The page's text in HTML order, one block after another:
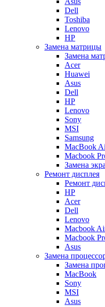
Dell
Toshiba
Lenovo
HP
Замена матрицы
Замена
Acer
Huawei
Asus
Dell
HP
Lenovo
Sony
MSI
Samsung
MacBook
Macbook
Замена
Ремонт дисплея
Ремонт
HP
Acer
Dell
Lenovo
Macbook
Macbook
Asus
Замена
Замена
MacBook
Sony
MSI
Asus